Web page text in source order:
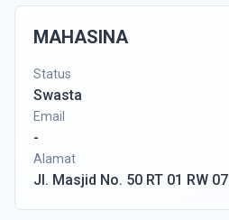
MAHASINA
Status
Swasta
Email
-
Alamat
Jl. Masjid No. 50 RT 01 RW 07